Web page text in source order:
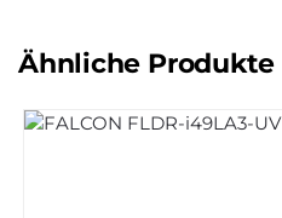
Ähnliche Produkte